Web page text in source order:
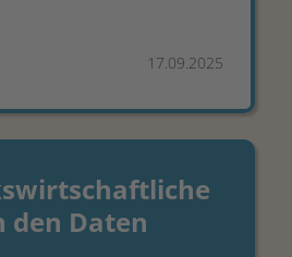
17.09.2025
den Daten